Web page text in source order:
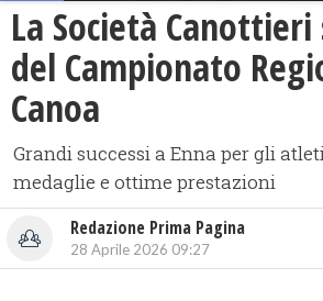
La Società
del Campionato
Canoa
Grandi successi a Enna per gli
medaglie e ottime prestazioni
Redazione Prima Pagina
28 Aprile 2026 09:27